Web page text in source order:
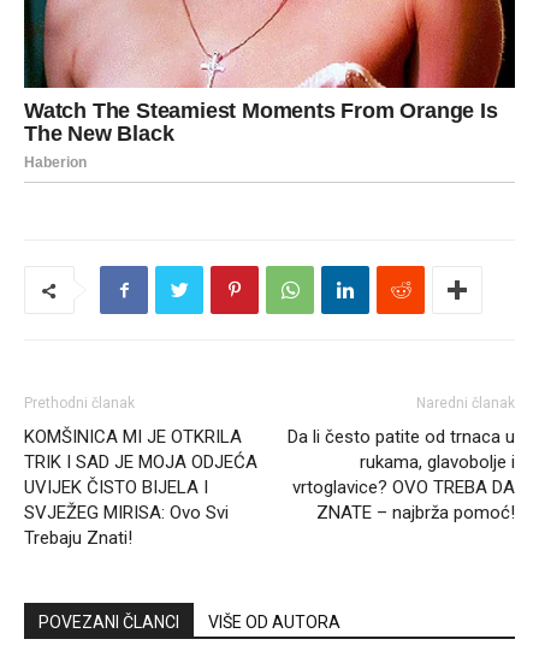
Prethodni članak
KOMŠINICA MI JE OTKRILA
TRIK I SAD JE MOJA ODJEĆA
UVIJEK ČISTO BIJELA I
SVJEŽEG MIRISA: Ovo Svi
Trebaju Znati!
Naredni članak
Da li često patite od trnaca u
rukama, glavobolje i
vrtoglavice? OVO TREBA DA
ZNATE – najbrža pomoć!
POVEZANI ČLANCI VIŠE OD AUTORA